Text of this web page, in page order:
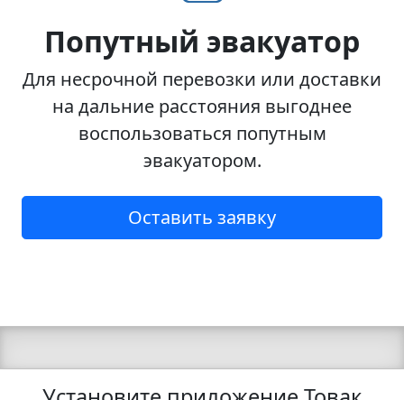
Попутный эвакуатор
Для несрочной перевозки или доставки
на дальние расстояния выгоднее
воспользоваться попутным
эвакуатором.
Оставить заявку